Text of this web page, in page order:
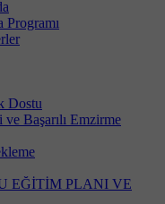
Programı
Dostu
Başarılı Emzirme
EĞİTİM PLANI VE